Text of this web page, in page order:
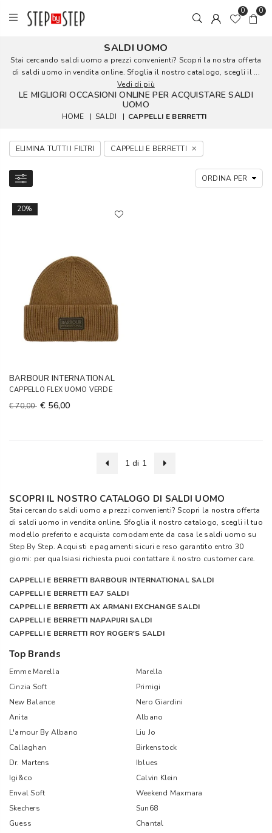
0 0
SALDI UOMO
Stai cercando saldi uomo a prezzi convenienti? Scopri la nostra offerta
di saldi uomo in vendita online. Sfoglia il nostro catalogo, scegli il ...
Vedi di più
LE MIGLIORI OCCASIONI ONLINE PER ACQUISTARE SALDI
UOMO
HOME | SALDI | CAPPELLI E BERRETTI
ELIMINA TUTTI I FILTRI CAPPELLI E BERRETTI
20%
BARBOUR INTERNATIONAL
CAPPELLO FLEX UOMO VERDE
€ 70,00 € 56,00
1 di 1
SCOPRI IL NOSTRO CATALOGO DI SALDI UOMO
Stai cercando saldi uomo a prezzi convenienti? Scopri la nostra offerta
di saldi uomo in vendita online. Sfoglia il nostro catalogo, scegli il tuo
modello preferito e acquista comodamente da casa le saldi uomo su
Step By Step. Acquisti e pagamenti sicuri e reso garantito entro 30
giorni: per qualsiasi richiesta puoi contattare il nostro customer care.
CAPPELLI E BERRETTI BARBOUR INTERNATIONAL SALDI
CAPPELLI E BERRETTI EA7 SALDI
CAPPELLI E BERRETTI AX ARMANI EXCHANGE SALDI
CAPPELLI E BERRETTI NAPAPIJRI SALDI
CAPPELLI E BERRETTI ROY ROGER'S SALDI
Top Brands
Emme Marella
Marella
Cinzia Soft
Primigi
New Balance
Nero Giardini
Anita
Albano
L'amour By Albano
Liu Jo
Callaghan
Birkenstock
Dr. Martens
Iblues
Igi&co
Calvin Klein
Enval Soft
Weekend Maxmara
Skechers
Sun68
Guess
Chantal